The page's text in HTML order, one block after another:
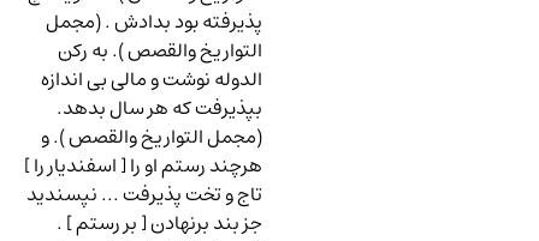
پذیرفته بود بدادش . (مجمل
التواریخ والقصص ). به رکن
الدوله نوشت و مالی بی اندازه
بپذیرفت که هر سال بدهد.
(مجمل التواریخ والقصص ). و
هرچند رستم او را [ اسفندیار را ]
تاج و تخت پذیرفت ... نپسندید
جز بند برنهادن [ بر رستم ] .